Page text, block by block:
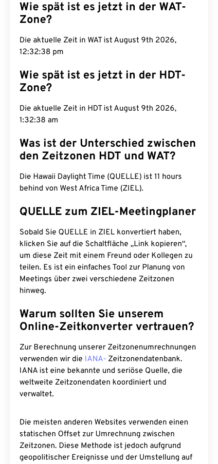
Wie spät ist es jetzt in der WAT-
Zone?
Die aktuelle Zeit in WAT ist August 9th 2026,
12:32:39 pm
Wie spät ist es jetzt in der HDT-
Zone?
Die aktuelle Zeit in HDT ist August 9th 2026,
1:32:39 am
Was ist der Unterschied zwischen
den Zeitzonen HDT und WAT?
Die Hawaii Daylight Time (QUELLE) ist 11 hours
behind von West Africa Time (ZIEL).
QUELLE zum ZIEL-Meetingplaner
Sobald Sie QUELLE in ZIEL konvertiert haben,
klicken Sie auf die Schaltfläche „Link kopieren“,
um diese Zeit mit einem Freund oder Kollegen zu
teilen. Es ist ein einfaches Tool zur Planung von
Meetings über zwei verschiedene Zeitzonen
hinweg.
Warum sollten Sie unserem
Online-Zeitkonverter vertrauen?
Zur Berechnung unserer Zeitzonenumrechnungen
verwenden wir die IANA- Zeitzonendatenbank.
IANA ist eine bekannte und seriöse Quelle, die
weltweite Zeitzonendaten koordiniert und
verwaltet.
Die meisten anderen Websites verwenden einen
statischen Offset zur Umrechnung zwischen
Zeitzonen. Diese Methode ist jedoch aufgrund
geopolitischer Ereignisse und der Umstellung auf